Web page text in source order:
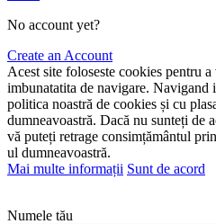
No account yet?
Create an Account
Acest site foloseste cookies pentru
imbunatatita de navigare. Navigand
politica noastră de cookies și cu
dumneavoastră. Dacă nu sunteți de
vă puteți retrage consimțământul
ul dumneavoastră.
Mai multe informații Sunt de acord
Numele tău